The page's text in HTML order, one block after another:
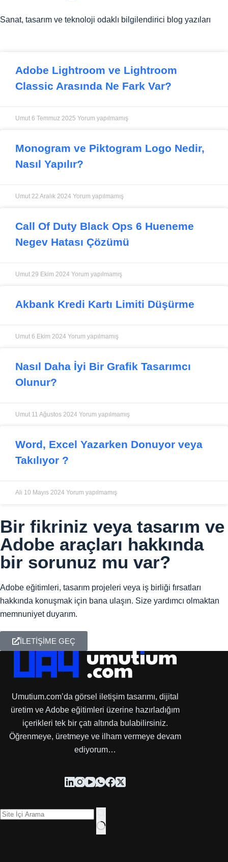
Sanat, tasarım ve teknoloji odaklı bilgilendirici blog yazıları
Adobe Lightroom ve Lightroom
Classic Arasında Ne Fark Var?
Umut 6 Temmuz 2025 Yorum yapılmamış
Monogram ve Piktogram Logo Nedir,
Nasıl Yapılır?
Umut 22 Aralık 2024 Yorum yapılmamış
Call Of Duty Black Ops 6 Hueneme
Negev Hatası Çözümü
Umut 29 Ekim 2024 Yorum yapılmamış
Akbank Kredi Kartı Limiti Düşürme
Umut 6 Ekim 2024 Yorum yapılmamış
Nasıl Daha İyi Bir Grafik Tasarımcı
Olunur?
Umut 11 Ağustos 2024 Yorum yapılmamış
Word, Excel Yazarken Donuyor veya
Takılıyor ?
Ali 10 Mayıs 2024 Yorum yapılmamış
Bir fikriniz veya tasarım ve
Adobe araçları hakkında
bir sorunuz mu var?
Adobe eğitimleri, tasarım projeleri veya iş birliği fırsatları
hakkında konuşmak için bana ulaşın. Size yardımcı olmaktan
memnuniyet duyarım.
İLETİŞİME GEÇ
Umutium.com’da görsel iletişim tasarımı, dijital
üretim ve Adobe eğitimleri üzerine hazırladığım
içerikleri tek bir çatı altında bulabilirsiniz.
Öğrenmeye, üretmeye ve ilham vermeye devam
ediyorum…